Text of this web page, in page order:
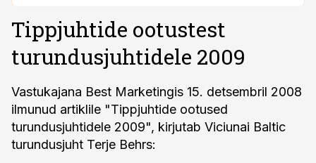
Tippjuhtide ootustest
turundusjuhtidele 2009
Vastukajana Best Marketingis 15. detsembril 2008
ilmunud artiklile "Tippjuhtide ootused
turundusjuhtidele 2009", kirjutab Viciunai Baltic
turundusjuht Terje Behrs: